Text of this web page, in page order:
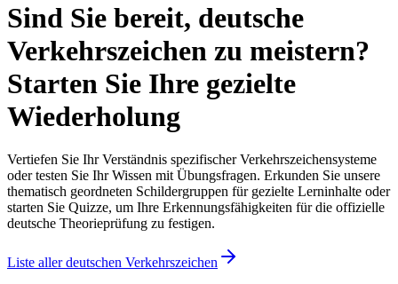
Sind Sie bereit, deutsche
Verkehrszeichen zu meistern?
Starten Sie Ihre gezielte
Wiederholung
Vertiefen Sie Ihr Verständnis spezifischer Verkehrszeichensysteme
oder testen Sie Ihr Wissen mit Übungsfragen. Erkunden Sie unsere
thematisch geordneten Schildergruppen für gezielte Lerninhalte oder
starten Sie Quizze, um Ihre Erkennungsfähigkeiten für die offizielle
deutsche Theorieprüfung zu festigen.
Liste aller deutschen Verkehrszeichen